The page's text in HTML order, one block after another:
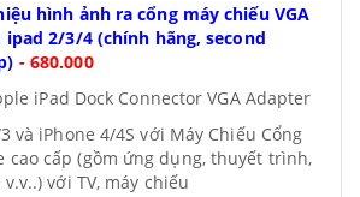
hình ảnh ra cổng máy chiếu VGA
ipad 2/3/4 (chính hãng, second
-680.000
iPad Dock Connector VGA Adapter
và iPhone 4/4S với Máy Chiếu Cổng
cao cấp (gồm ứng dụng, thuyết trình,
với TV, máy chiếu